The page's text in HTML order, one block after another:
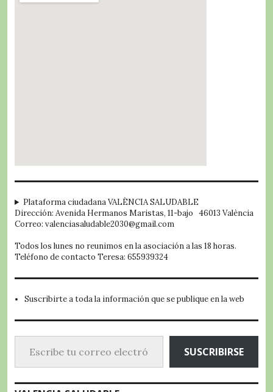
Plataforma ciudadana VALÈNCIA SALUDABLE
Dirección: Avenida Hermanos Maristas, 11-bajo 46013 València
Correo: valenciasaludable2030@gmail.com
Todos los lunes no reunimos en la asociación a las 18 horas.
Teléfono de contacto Teresa: 655939324
Suscribirte a toda la información que se publique en la web
Escribe tu correo electrónico…
SUSCRIBIRSE